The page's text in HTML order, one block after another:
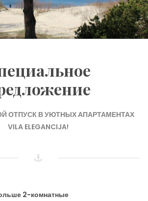
ОТПУСК В УЮТНЫХ АПАРТАМЕНТАХ
VILA ELEGANCIJA!
2-комнатные